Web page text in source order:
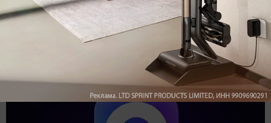
Подпишись на наш канал в мессенджере МАХ